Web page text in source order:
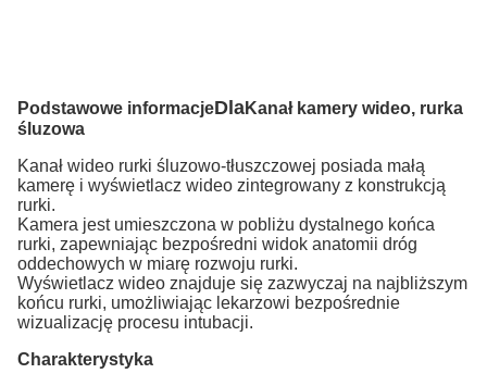
Podstawowe informacjeDlaKanał kamery wideo, rurka
śluzowa
Kanał wideo rurki śluzowo-tłuszczowej posiada małą
kamerę i wyświetlacz wideo zintegrowany z konstrukcją
rurki.
Kamera jest umieszczona w pobliżu dystalnego końca
rurki, zapewniając bezpośredni widok anatomii dróg
oddechowych w miarę rozwoju rurki.
Wyświetlacz wideo znajduje się zazwyczaj na najbliższym
końcu rurki, umożliwiając lekarzowi bezpośrednie
wizualizację procesu intubacji.
Charakterystyka